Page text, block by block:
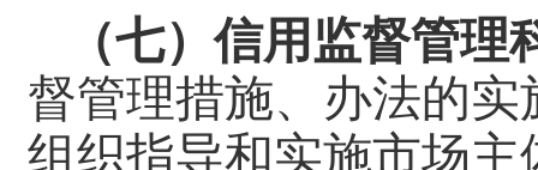
（七）信用监督管理
督管理措施、办法的
组织指导和实施市场